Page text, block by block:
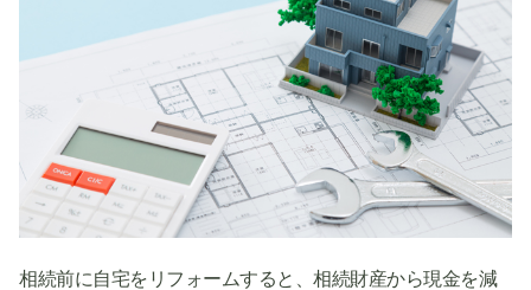
相続前に自宅をリフォームすると、相続財産から現金を減